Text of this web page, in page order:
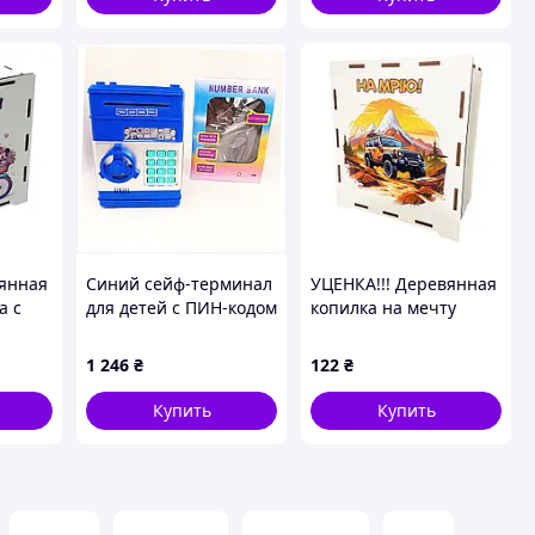
с
Синий сейф-терминал
для детей с ПИН-кодом
1 246 ₴
Купить
УЦЕНКА!!! Деревянная
копилка на мечту
21-004-UC 17х15х9 см,
200 дней КликМаркет
122 ₴
Купить